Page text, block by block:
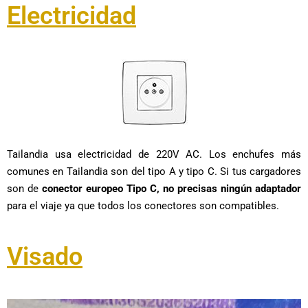
Electricidad
Tailandia usa electricidad de 220V AC. Los enchufes más
comunes en Tailandia son del tipo A y tipo C. Si tus cargadores
son de conector europeo Tipo C, no precisas ningún adaptador
para el viaje ya que todos los conectores son compatibles.
Visado